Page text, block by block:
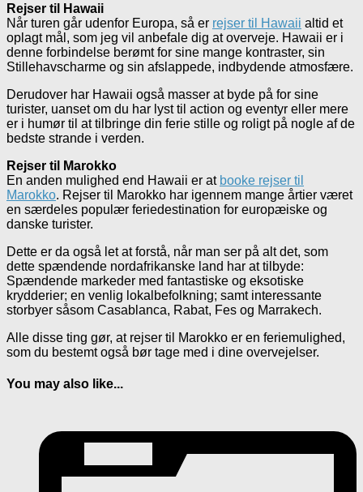
Rejser til Hawaii
Når turen går udenfor Europa, så er rejser til Hawaii altid et
oplagt mål, som jeg vil anbefale dig at overveje. Hawaii er i
denne forbindelse berømt for sine mange kontraster, sin
Stillehavscharme og sin afslappede, indbydende atmosfære.
Derudover har Hawaii også masser at byde på for sine
turister, uanset om du har lyst til action og eventyr eller mere
er i humør til at tilbringe din ferie stille og roligt på nogle af de
bedste strande i verden.
Rejser til Marokko
En anden mulighed end Hawaii er at booke rejser til
Marokko. Rejser til Marokko har igennem mange årtier været
en særdeles populær feriedestination for europæiske og
danske turister.
Dette er da også let at forstå, når man ser på alt det, som
dette spændende nordafrikanske land har at tilbyde:
Spændende markeder med fantastiske og eksotiske
krydderier; en venlig lokalbefolkning; samt interessante
storbyer såsom Casablanca, Rabat, Fes og Marrakech.
Alle disse ting gør, at rejser til Marokko er en feriemulighed,
som du bestemt også bør tage med i dine overvejelser.
You may also like...